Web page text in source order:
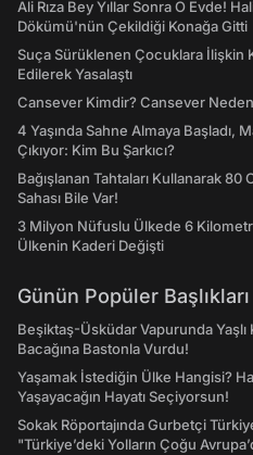
Ali Rıza Bey Yıllar Sonra O Evde!
Dökümü'nün Çekildiği Konağa Gitti
Suça Sürüklenen Çocuklara İlişkin
Edilerek Yasalaştı
Cansever Kimdir? Cansever
4 Yaşında Sahne Almaya Başladı,
Çıkıyor: Kim Bu Şarkıcı?
Bağışlanan Tahtaları Kullanarak 80
Sahası Bile Var!
3 Milyon Nüfuslu Ülkede 6
Ülkenin Kaderi Değişti
Günün Popüler Başlıkları
Beşiktaş-Üsküdar Vapurunda Yaşlı
Bacağına Bastonla Vurdu!
Yaşamak İstediğin Ülke Hangisi?
Yaşayacağın Hayatı Seçiyorsun!
Sokak Röportajında Gurbetçi
"Türkiye’deki Yolların Çoğu